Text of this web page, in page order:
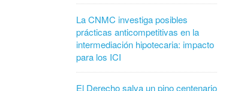
La CNMC investiga posibles
prácticas anticompetitivas en la
intermediación hipotecaria: impacto
para los ICI
El Derecho salva un pino centenario